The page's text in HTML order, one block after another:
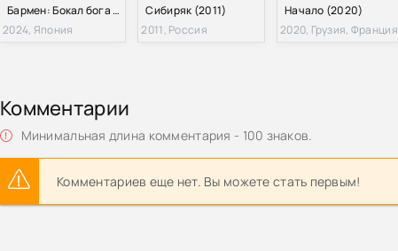
Бармен: Бокал бога (2024)
2024, Япония
Сибиряк (2011)
2011, Россия
Начало (2020)
2020, Грузия, Франция
Комментарии
Минимальная длина комментария - 100 знаков.
Комментариев еще нет. Вы можете стать первым!